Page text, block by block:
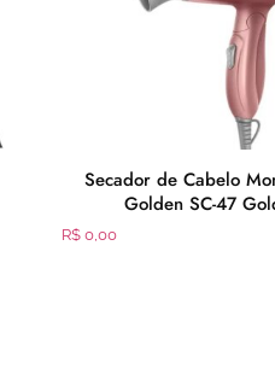
Secador de Cabelo
Golden SC-47
R$ 0,00